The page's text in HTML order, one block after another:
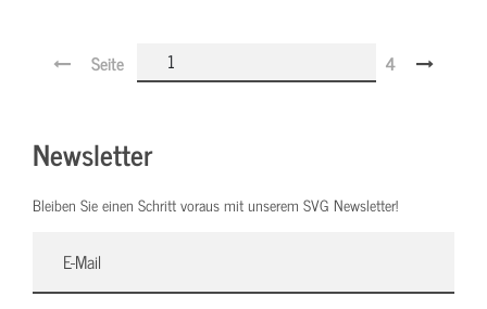
Seite 4
Newsletter
Bleiben Sie einen Schritt voraus mit unserem SVG Newsletter!